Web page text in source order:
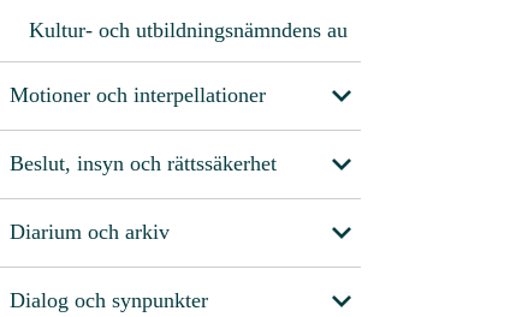
Kultur- och utbildningsnämndens au
Motioner och interpellationer
Beslut, insyn och rättssäkerhet
Diarium och arkiv
Dialog och synpunkter